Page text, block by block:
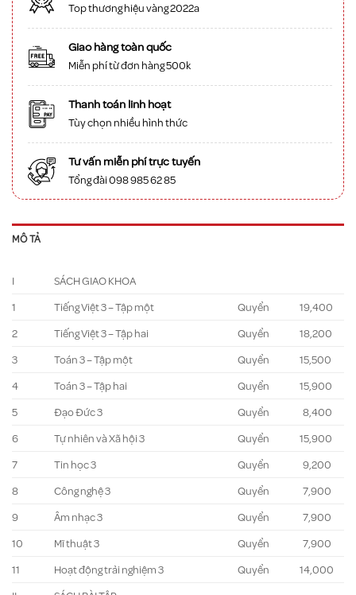
Top thương hiệu vàng 2022a
Giao hàng toàn quốc
Miễn phí từ đơn hàng 500k
Thanh toán linh hoạt
Tùy chọn nhiều hình thức
Tư vấn miễn phí trực tuyến
Tổng đài 098 985 62 85
MÔ TẢ
I
SÁCH GIAO KHOA
1
Tiếng Việt 3 – Tập một Quyển
19,400
2
Tiếng Việt 3 – Tập hai Quyển
18,200
3
Toán 3 – Tập một Quyển
15,500
4
Toán 3 – Tập hai Quyển
15,900
5
Đạo Đức 3 Quyển
8,400
6
Tự nhiên và Xã hội 3 Quyển
15,900
7
Tin học 3 Quyển
9,200
8
Công nghệ 3 Quyển
7,900
9
Âm nhạc 3 Quyển
7,900
10
Mĩ thuật 3 Quyển
7,900
11
Hoạt động trải nghiệm 3 Quyển
14,000